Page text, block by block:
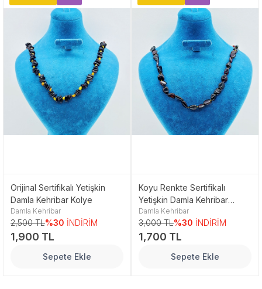
Orijinal Sertifikalı Yetişkin
Damla Kehribar Kolye
Damla Kehribar
2,500 TL%30 İNDİRİM
1,900 TL
Sepete Ekle
Koyu Renkte Sertifikalı
Yetişkin Damla Kehribar
Kolye
Damla Kehribar
3,000 TL%30 İNDİRİM
1,700 TL
Sepete Ekle